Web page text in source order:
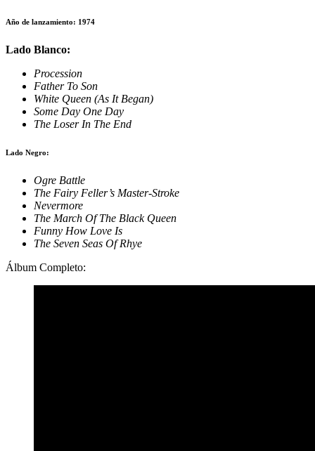
Año de lanzamiento: 1974
Lado Blanco:
Procession
Father To Son
White Queen (As It Began)
Some Day One Day
The Loser In The End
Lado Negro:
Ogre Battle
The Fairy Feller’s Master-Stroke
Nevermore
The March Of The Black Queen
Funny How Love Is
The Seven Seas Of Rhye
Álbum Completo: